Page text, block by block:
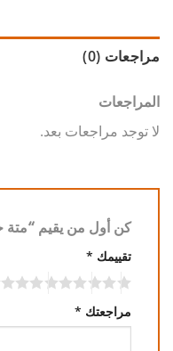
مراجعات (0)
المراجعات
لا توجد مراجعات بعد.
كن أول من يقيم “متة
تقييمك *
مراجعتك *